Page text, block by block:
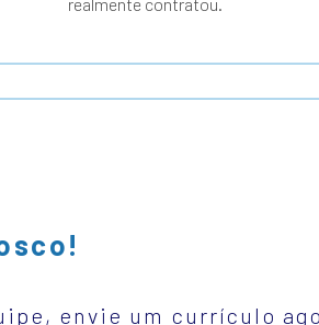
envie um currículo